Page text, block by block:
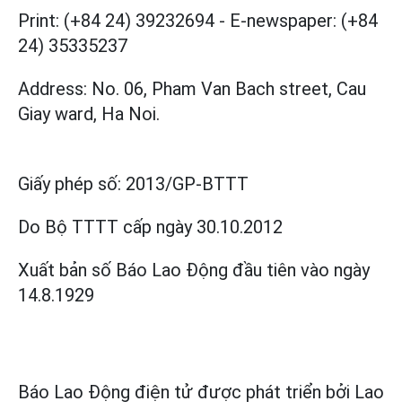
Print: (+84 24) 39232694 - E-newspaper: (+84
24) 35335237
Address: No. 06, Pham Van Bach street, Cau
Giay ward, Ha Noi.
Giấy phép số: 2013/GP-BTTT
Do Bộ TTTT cấp ngày 30.10.2012
Xuất bản số Báo Lao Động đầu tiên vào ngày
14.8.1929
Báo Lao Động điện tử được phát triển bởi Lao